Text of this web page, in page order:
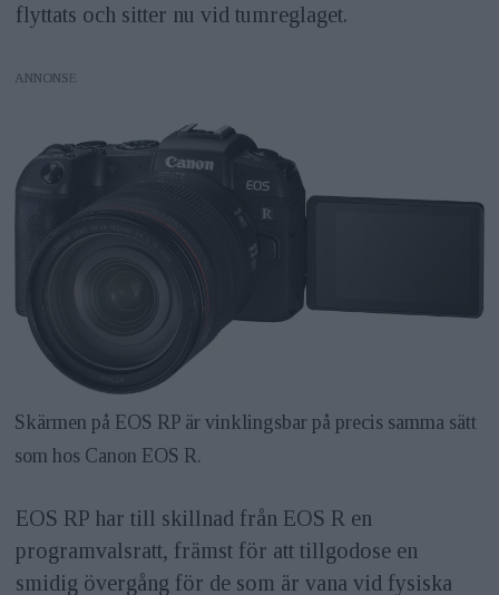
flyttats och sitter nu vid tumreglaget.
ANNONS
Skärmen på EOS RP är vinklingsbar på precis samma sätt
som hos Canon EOS R.
EOS RP har till skillnad från EOS R en
programvalsratt, främst för att tillgodose en
smidig övergång för de som är vana vid fysiska